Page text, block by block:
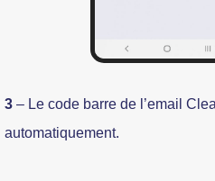
3 – Le code barre de l’email
automatiquement.